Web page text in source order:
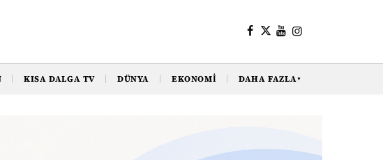
KISA DALGA TV DÜNYA EKONOMI DAHA FAZLA▼